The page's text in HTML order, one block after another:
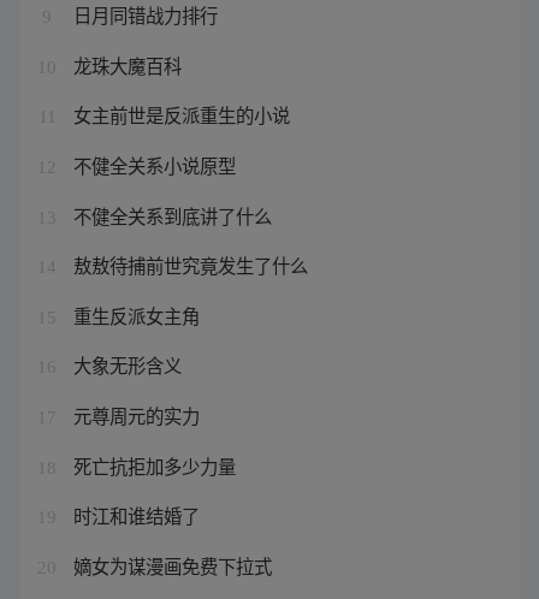
9 日月同错战力排行
10 龙珠大魔百科
女主前世是反派重生的小说
12 不健全关系小说原型
13 不健全关系到底讲了什么
14 敖敖待捕前世究竟发生了什么
15 重生反派女主角
16 大象无形含义
17 元尊周元的实力
18 死亡抗拒加多少力量
19 时江和谁结婚了
20 嫡女为谋漫画免费下拉式